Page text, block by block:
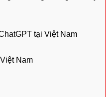
tại Việt Nam
Nam